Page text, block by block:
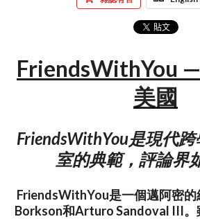
FriendsWithYou —
美國
FriendsWithYou是現代
室的典範，評論界
FriendsWithYou是一個邁阿密的
Borkson和Arturo Sandoval III。